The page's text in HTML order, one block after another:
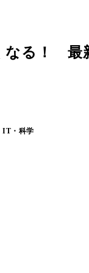
なる！ 最
IT・科学